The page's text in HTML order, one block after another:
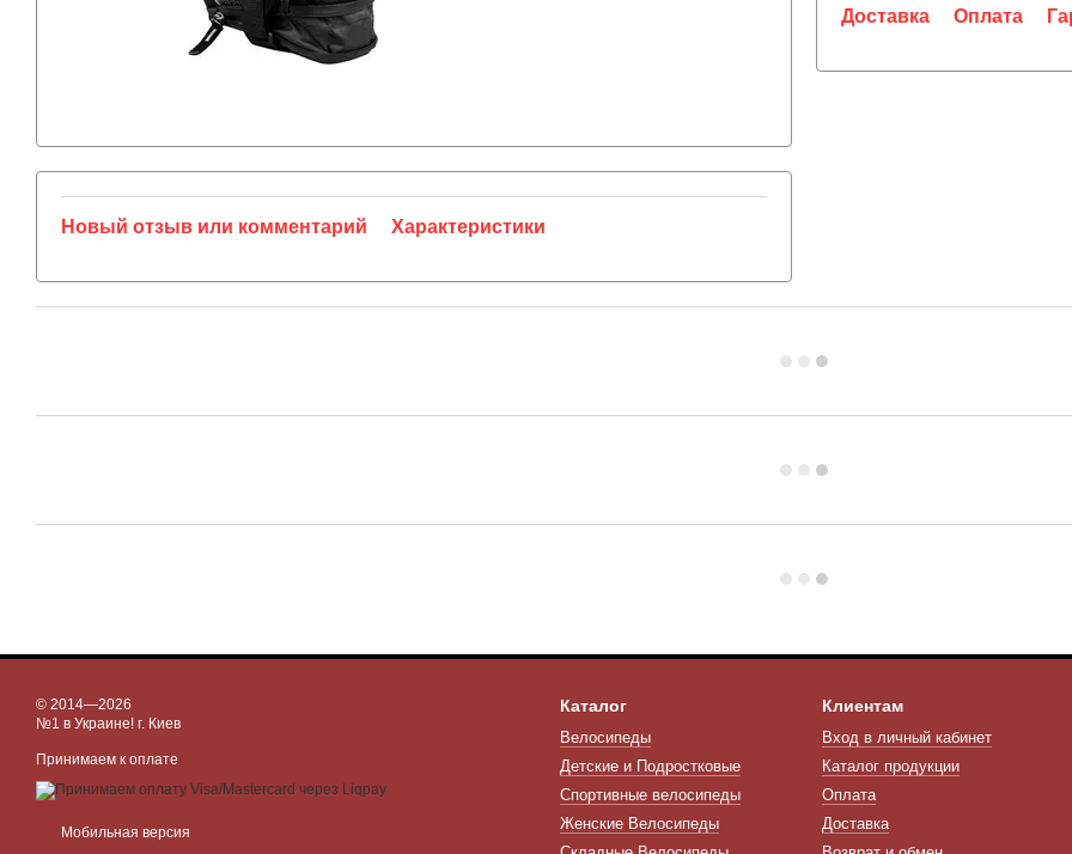
Новый отзыв или комментарий Характеристики
Доставка Оплата
© 2014—2026
№1 в Украине! г. Киев
Принимаем к оплате
Мобильная версия
Каталог
Велосипеды
Детские и Подростковые
Спортивные велосипеды
Женские Велосипеды
Клиентам
Вход в личный кабинет
Каталог продукции
Оплата
Доставка